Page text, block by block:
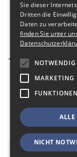
Sie dieser
Dritten die
Daten zu
finden Sie unter
NOTWENDIG
MARKETING
ALLE
NICHT